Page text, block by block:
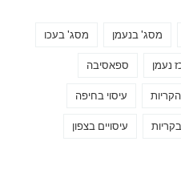
מסג' בנעמן מסג' בעכו
נעמן ספאסיבה
הקריות עיסוי בחיפה
עיסויים בצפון